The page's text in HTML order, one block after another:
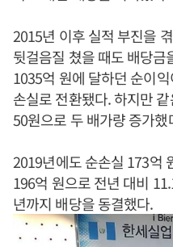
2015년 이후 실적 부진을
뒷걸음질 쳤을 때도 배당
1035억 원에 달하던 순이
손실로 전환됐다. 하지만
50원으로 두 배가량 증가했
2019년에도 순손실 173억
196억 원으로 전년 대비
년까지 배당을 동결했다.